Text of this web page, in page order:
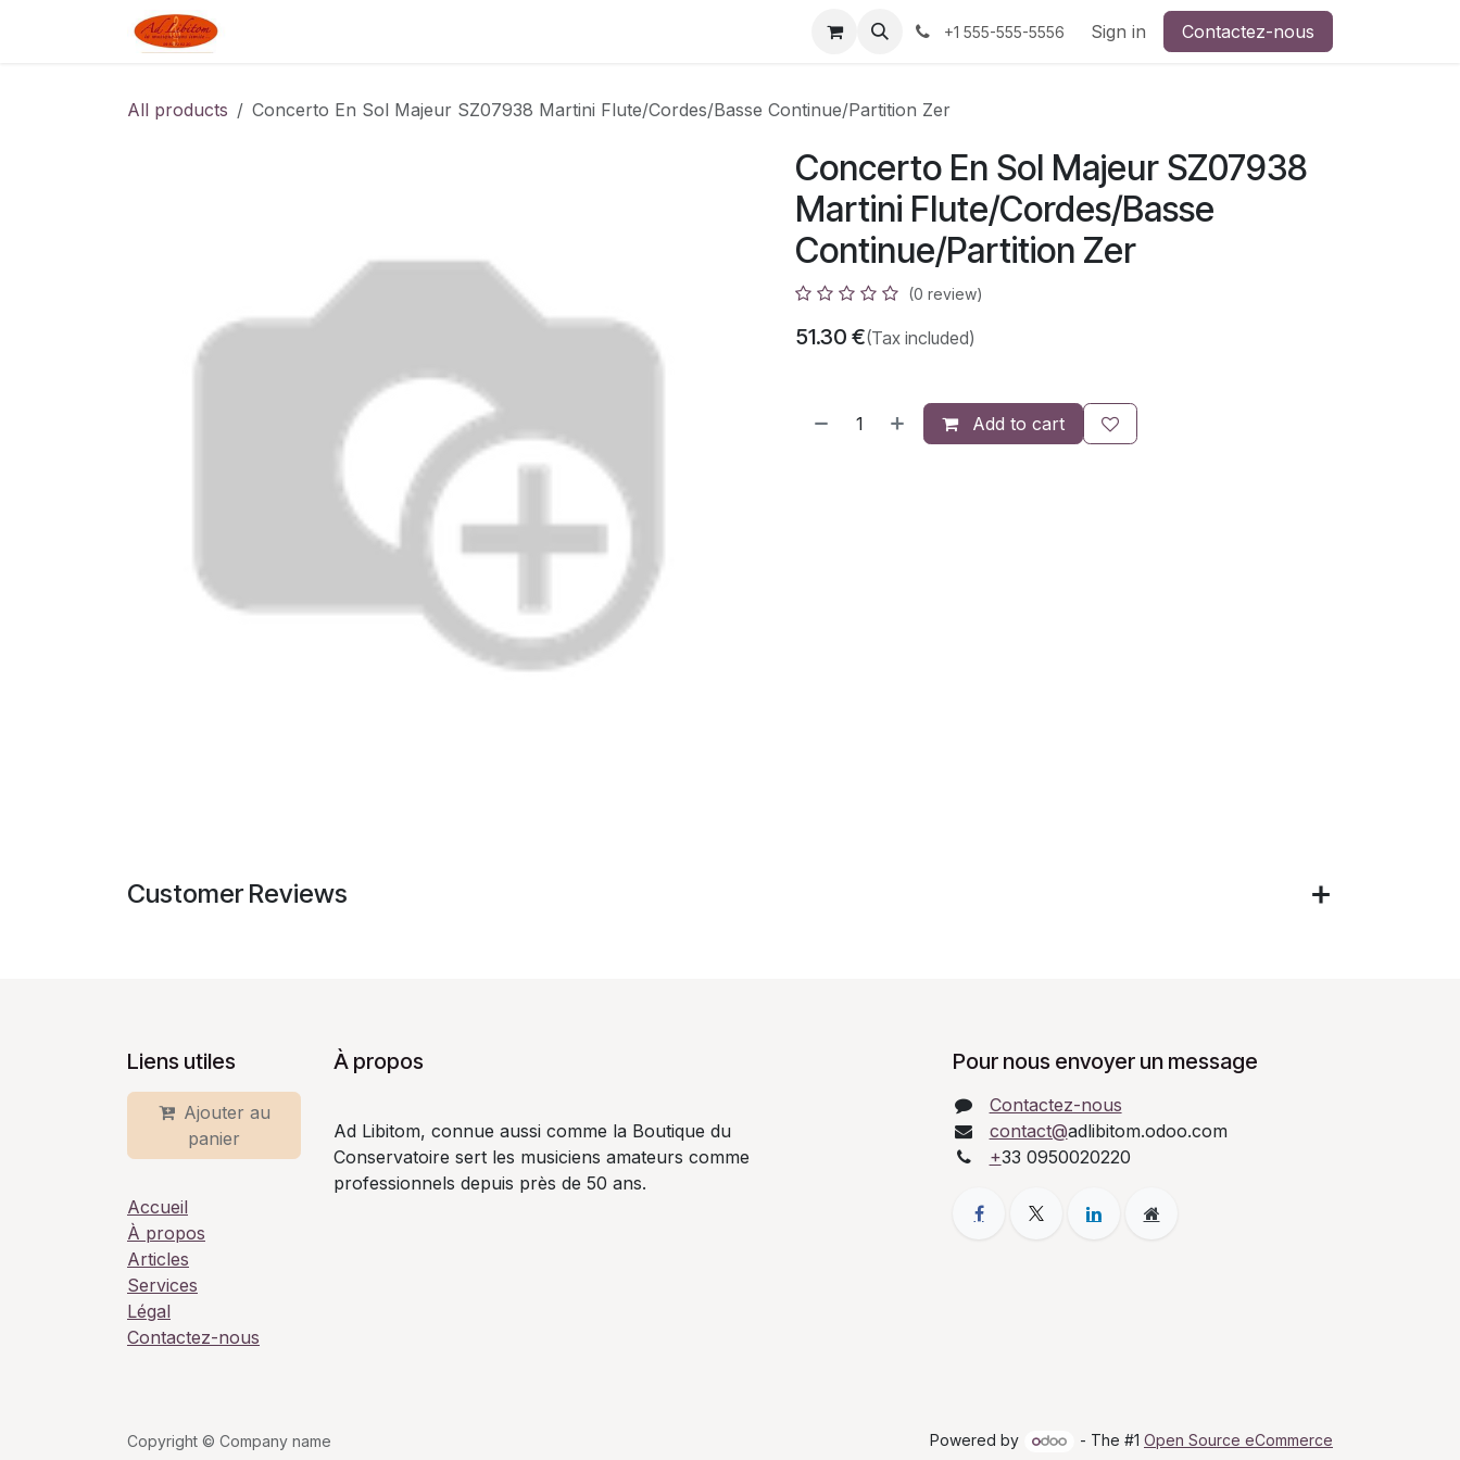
Appointment Contact us +1 555-555-5556 Sign in Contactez-nous
All products Concerto En Sol Majeur SZ07938 Martini Flute/Cordes/Basse Continue/Partition Zer
Concerto En Sol Majeur SZ07938
Martini Flute/Cordes/Basse
Continue/Partition Zer
(0 review)
51.30 €(Tax included)
Add to cart
Customer Reviews
Liens utiles
Ajouter au
panier
Accueil
À propos
Articles
Services
Légal
Contactez-nous
À propos
Ad Libitom, connue aussi comme la Boutique du
Conservatoire sert les musiciens amateurs comme
professionnels depuis près de 50 ans.
Pour nous envoyer un message
Contactez-nous
contact@adlibitom.odoo.com
+33 0950020220
Copyright © Company name Powered by - The #1 Open Source eCommerce